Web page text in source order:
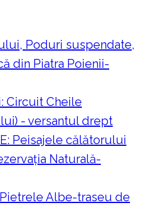
Poduri suspendate,
din Piatra Poienii-
Circuit Cheile
- versantul drept
Peisajele călătorului
Naturală-
Albe-traseu de